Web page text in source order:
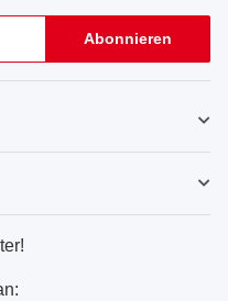
Abonnieren